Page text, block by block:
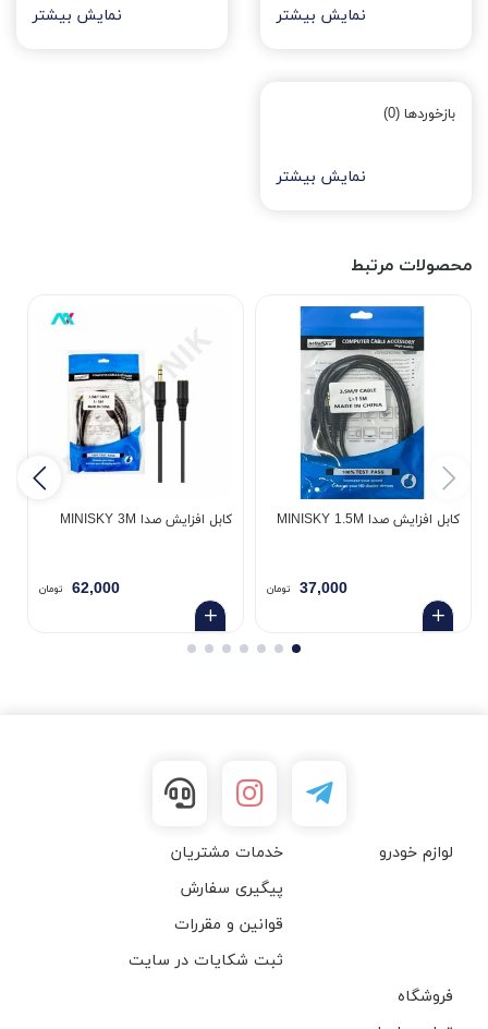
نمایش بیشتر نمایش بیشتر
بازخوردها (0)
نمایش بیشتر
محصولات مرتبط
کابل افزایش صدا MINISKY 1.5M
37,000 تومان
کابل افزایش صدا MINISKY 3M
62,000 تومان
لوازم خودرو
خدمات مشتریان
پیگیری سفارش
قوانین و مقررات
ثبت شکایات در سایت
فروشگاه